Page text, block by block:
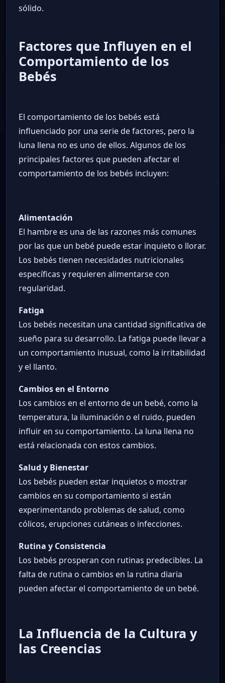
sólido.
Factores que Influyen en el
Comportamiento de los
Bebés
El comportamiento de los bebés está
influenciado por una serie de factores, pero la
luna llena no es uno de ellos. Algunos de los
principales factores que pueden afectar el
comportamiento de los bebés incluyen:
Alimentación
El hambre es una de las razones más comunes
por las que un bebé puede estar inquieto o llorar.
Los bebés tienen necesidades nutricionales
específicas y requieren alimentarse con
regularidad.
Fatiga
Los bebés necesitan una cantidad significativa de
sueño para su desarrollo. La fatiga puede llevar a
un comportamiento inusual, como la irritabilidad
y el llanto.
Cambios en el Entorno
Los cambios en el entorno de un bebé, como la
temperatura, la iluminación o el ruido, pueden
influir en su comportamiento. La luna llena no
está relacionada con estos cambios.
Salud y Bienestar
Los bebés pueden estar inquietos o mostrar
cambios en su comportamiento si están
experimentando problemas de salud, como
cólicos, erupciones cutáneas o infecciones.
Rutina y Consistencia
Los bebés prosperan con rutinas predecibles. La
falta de rutina o cambios en la rutina diaria
pueden afectar el comportamiento de un bebé.
La Influencia de la Cultura y
las Creencias